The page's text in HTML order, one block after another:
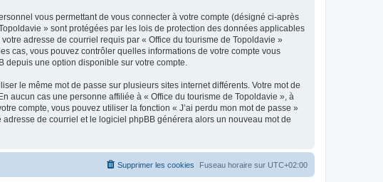
vous permettant de vous connecter à votre compte (désigné ci-après
» sont protégées par les lois de protection des données applicables
adresse de courriel requis par « Office du tourisme de Topoldavie »
cas, vous pouvez contrôler quelles informations de votre compte vous
une option disponible sur votre compte.
le même mot de passe sur plusieurs sites internet différents. Votre mot de
aucun cas une personne affiliée à « Office du tourisme de Topoldavie », à
compte, vous pouvez utiliser la fonction « J’ai perdu mon mot de passe »
de courriel et le logiciel phpBB générera alors un nouveau mot de
Fuseau horaire sur UTC+02:00
Supprimer les cookies